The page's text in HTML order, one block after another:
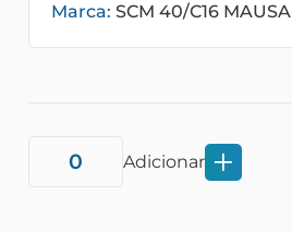
Marca: SCM 40/C16 MAUSA
Adicionar